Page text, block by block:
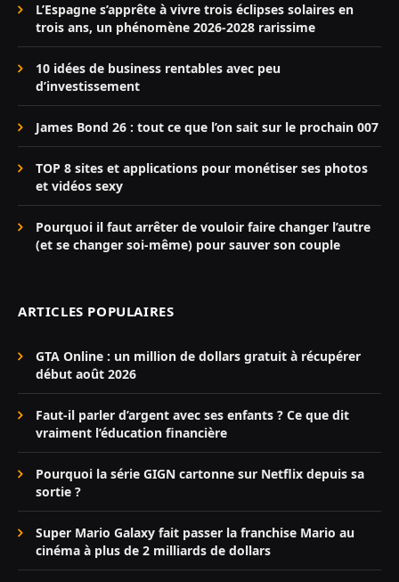
L’Espagne s’apprête à vivre trois éclipses solaires en
trois ans, un phénomène 2026-2028 rarissime
10 idées de business rentables avec peu
d’investissement
James Bond 26 : tout ce que l’on sait sur le prochain 007
TOP 8 sites et applications pour monétiser ses photos
et vidéos sexy
Pourquoi il faut arrêter de vouloir faire changer l’autre
(et se changer soi-même) pour sauver son couple
ARTICLES POPULAIRES
GTA Online : un million de dollars gratuit à récupérer
début août 2026
Faut-il parler d’argent avec ses enfants ? Ce que dit
vraiment l’éducation financière
Pourquoi la série GIGN cartonne sur Netflix depuis sa
sortie ?
Super Mario Galaxy fait passer la franchise Mario au
cinéma à plus de 2 milliards de dollars